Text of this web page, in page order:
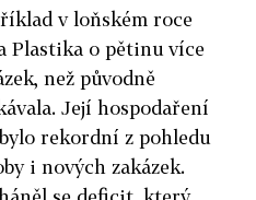
v loňském roce
Plastika o pětinu více
než původně
Její hospodaření
rekordní z pohledu
i nových zakázek.